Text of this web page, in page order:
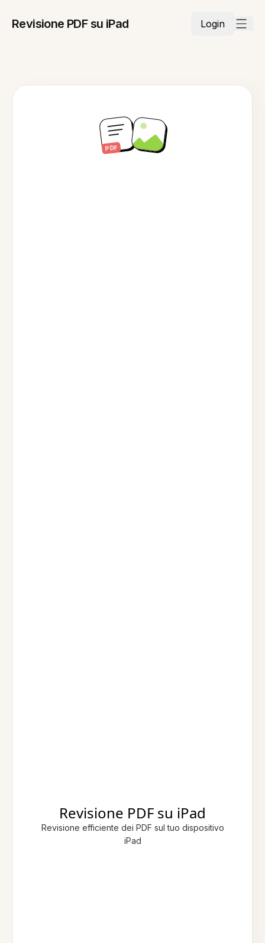
Revisione PDF su iPad Login
Revisione PDF su iPad
Revisione efficiente dei PDF sul tuo dispositivo
iPad